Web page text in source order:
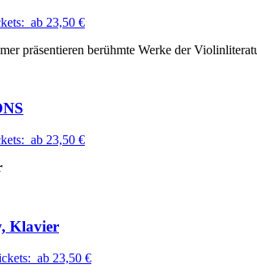
ab 23,50 €
präsentieren berühmte Werke der
ab 23,50 €
Klavier
ab 23,50 €